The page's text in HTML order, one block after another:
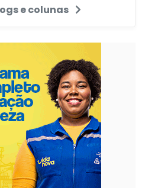
e colunas